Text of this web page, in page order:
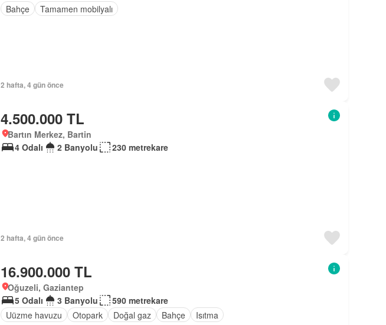
Bahçe
Tamamen mobilyalı
2 hafta, 4 gün önce
4.500.000 TL
Bartın Merkez, Bartin
4 Odalı
2 Banyolu 230 metrekare
2 hafta, 4 gün önce
16.900.000 TL
Oğuzeli, Gaziantep
5 Odalı
3 Banyolu
590 metrekare
Uüzme havuzu
Otopark Doğal gaz Bahçe Isıtma